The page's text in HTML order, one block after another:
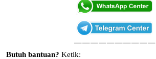
——————————
Butuh bantuan? Ketik: